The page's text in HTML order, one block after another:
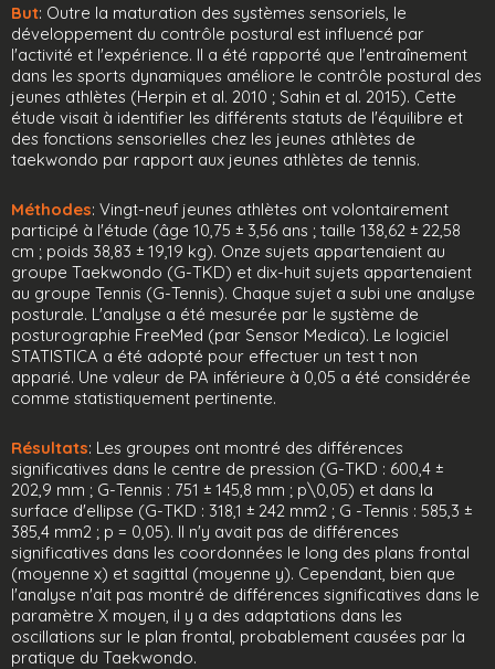
But: Outre la maturation des systèmes sensoriels, le
développement du contrôle postural est influencé par
l'activité et l'expérience. Il a été rapporté que l'entraînement
dans les sports dynamiques améliore le contrôle postural des
jeunes athlètes (Herpin et al. 2010 ; Sahin et al. 2015). Cette
étude visait à identifier les différents statuts de l'équilibre et
des fonctions sensorielles chez les jeunes athlètes de
taekwondo par rapport aux jeunes athlètes de tennis.
Méthodes: Vingt-neuf jeunes athlètes ont volontairement
participé à l'étude (âge 10,75 ± 3,56 ans ; taille 138,62 ± 22,58
cm ; poids 38,83 ± 19,19 kg). Onze sujets appartenaient au
groupe Taekwondo (G-TKD) et dix-huit sujets appartenaient
au groupe Tennis (G-Tennis). Chaque sujet a subi une analyse
posturale. L'analyse a été mesurée par le système de
posturographie FreeMed (par Sensor Medica). Le logiciel
STATISTICA a été adopté pour effectuer un test t non
apparié. Une valeur de PA inférieure à 0,05 a été considérée
comme statistiquement pertinente.
Résultats: Les groupes ont montré des différences
significatives dans le centre de pression (G-TKD : 600,4 ±
202,9 mm ; G-Tennis : 751 ± 145,8 mm ; p\0,05) et dans la
surface d'ellipse (G-TKD : 318,1 ± 242 mm2 ; G -Tennis : 585,3 ±
385,4 mm2 ; p = 0,05). Il n'y avait pas de différences
significatives dans les coordonnées le long des plans frontal
(moyenne x) et sagittal (moyenne y). Cependant, bien que
l'analyse n'ait pas montré de différences significatives dans le
paramètre X moyen, il y a des adaptations dans les
oscillations sur le plan frontal, probablement causées par la
pratique du Taekwondo.